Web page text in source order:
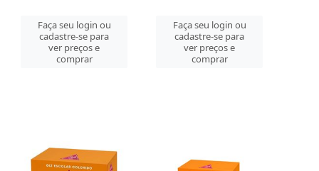
Faça seu login ou
cadastre-se para
ver preços e
comprar
Faça seu login ou
cadastre-se para
ver preços e
comprar